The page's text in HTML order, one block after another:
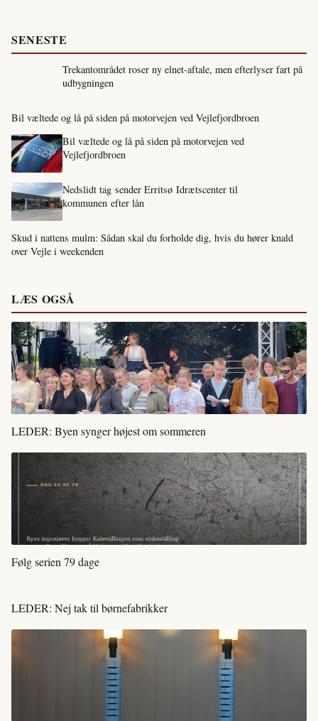
SENESTE
Trekantområdet roser ny elnet-aftale, men efterlyser fart på
udbygningen
Bil væltede og lå på siden på motorvejen ved Vejlefjordbroen
Bil væltede og lå på siden på motorvejen ved
Vejlefjordbroen
Nedslidt tag sender Erritsø Idrætscenter til
kommunen efter lån
Skud i nattens mulm: Sådan skal du forholde dig, hvis du hører knald
over Vejle i weekenden
LÆS OGSÅ
LEDER: Byen synger højest om sommeren
Følg serien 79 dage
LEDER: Nej tak til børnefabrikker